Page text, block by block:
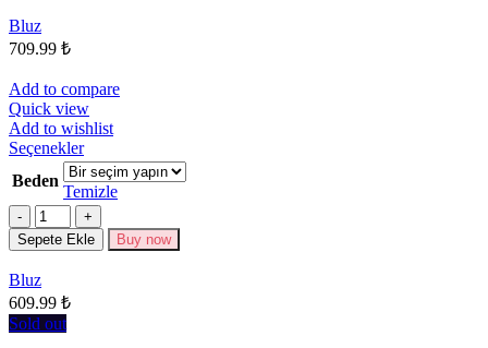
Bluz
709.99 ₺
Add to compare
Quick view
Add to wishlist
SeçeneklerBu
ürünün
birden
fazla
varyasyonu
var.
Beden
Temizle
Miktar
Sepete Ekle Buy now
Bluz
609.99 ₺
Sold out